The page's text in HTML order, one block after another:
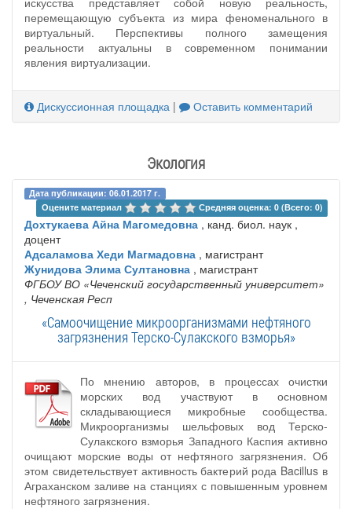
перемещающую субъекта из мира феноменального в
виртуальный. Перспективы полного замещения
реальности актуальны в современном понимании
явления виртуализации.
Дискуссионная площадка | Оставить комментарий
Экология
Дата публикации: 06.01.2017 г.
Оцените материал
Средняя оценка: 0 (Всего: 0)
Дохтукаева Айна Магомедовна , канд. биол. наук ,
доцент
Адсаламова Хеди Магмадовна , магистрант
Жунидова Элима Султановна , магистрант
ФГБОУ ВО «Чеченский государственный университет»
, Чеченская Респ
«Самоочищение микроорганизмами нефтяного
загрязнения Терско-Сулакского взморья»
По мнению авторов, в процессах очистки
морских вод участвуют в основном
складывающиеся микробные сообщества.
Микроорганизмы шельфовых вод Терско-
Сулакского взморья Западного Каспия активно
очищают морские воды от нефтяного загрязнения. Об
этом свидетельствует активность бактерий рода Bacillus в
Аграханском заливе на станциях с повышенным уровнем
нефтяного загрязнения.